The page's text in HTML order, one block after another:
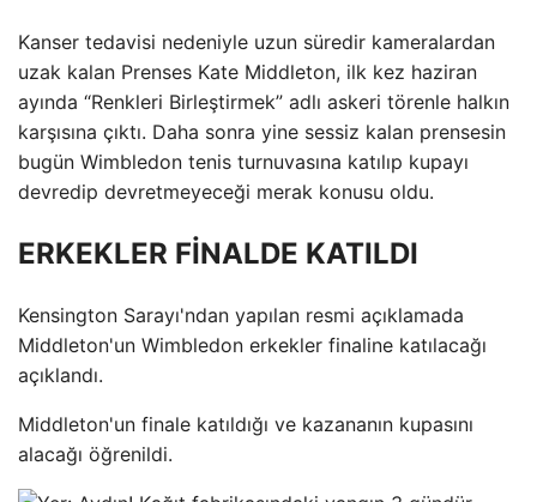
Kanser tedavisi nedeniyle uzun süredir kameralardan
uzak kalan Prenses Kate Middleton, ilk kez haziran
ayında “Renkleri Birleştirmek” adlı askeri törenle halkın
karşısına çıktı. Daha sonra yine sessiz kalan prensesin
bugün Wimbledon tenis turnuvasına katılıp kupayı
devredip devretmeyeceği merak konusu oldu.
ERKEKLER FİNALDE KATILDI
Kensington Sarayı'ndan yapılan resmi açıklamada
Middleton'un Wimbledon erkekler finaline katılacağı
açıklandı.
Middleton'un finale katıldığı ve kazananın kupasını
alacağı öğrenildi.